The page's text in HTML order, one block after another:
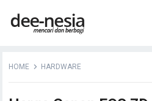
HOME HARDWARE